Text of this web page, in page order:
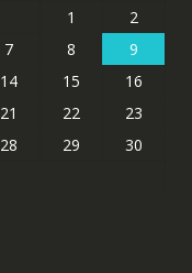
1
2
7 8
9
14 15
16
21 22
23
28 29
30